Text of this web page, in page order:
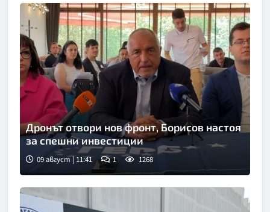
Дронът отвори нов фронт, Борисов настоя
за спешни инвестиции
09 август | 11:41 1 1268